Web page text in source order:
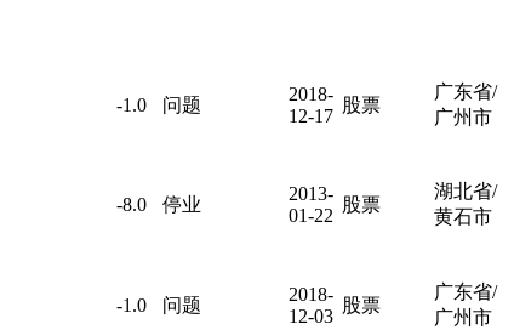
-1.0 问题
2018-
12-17
股票
广东省/
广州市
-8.0 停业
2013-
01-22
股票
湖北省/
黄石市
-1.0 问题
2018-
12-03
股票
广东省/
广州市